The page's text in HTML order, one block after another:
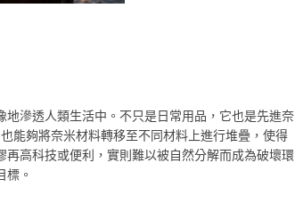
滲透人類生活中。不只是日常用品，它也是先進奈
能夠將奈米材料轉移至不同材料上進行堆疊，使得
高科技或便利，實則難以被自然分解而成為破壞環
標。